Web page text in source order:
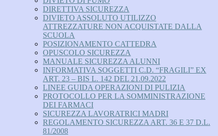
DIRETTIVA SICUREZZA
DIVIETO ASSOLUTO UTILIZZO
ATTREZZATURE NON ACQUISTATE DALLA
SCUOLA
POSIZIONAMENTO CATTEDRA
OPUSCOLO SICUREZZA
MANUALE SICUREZZA ALUNNI
INFORMATIVA SOGGETTI C.D. “FRAGILI” EX
ART. 23 – BIS L. 142 DEL 21.09.2022
LINEE GUIDA OPERAZIONI DI PULIZIA
PROTOCOLLO PER LA SOMMINISTRAZIONE
DEI FARMACI
SICUREZZA LAVORATRICI MADRI
REGOLAMENTO SICUREZZA ART. 36 E 37 D.L.
81/2008